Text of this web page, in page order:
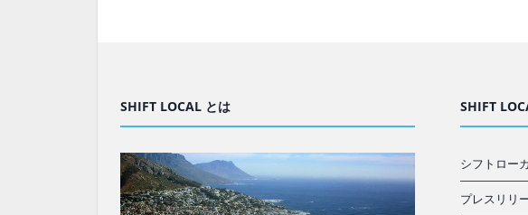
SHIFT LOCAL とは SHIFT
シフトロー
プレスリリ